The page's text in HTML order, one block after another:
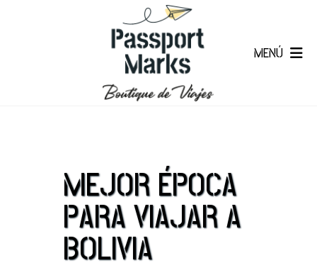
MENÚ
MEJOR ÉPOCA
PARA VIAJAR A
BOLIVIA